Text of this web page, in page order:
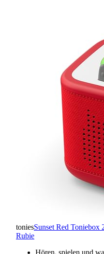
toniesSunset Red Toniebox
Rubie